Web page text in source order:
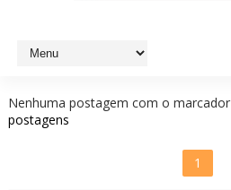
Nenhuma postagem com o marcador
postagens
1